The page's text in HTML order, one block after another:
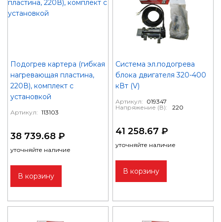
Подогрев картера (гибкая
нагревающая пластина,
220В), комплект с
установкой
Артикул: 113103
38 739.68 ₽
уточняйте наличие
В корзину
Система эл.подогрева
блока двигателя 320-400
кВт (V)
Артикул: 019347
Напряжение (В):
220
41 258.67 ₽
уточняйте наличие
В корзину